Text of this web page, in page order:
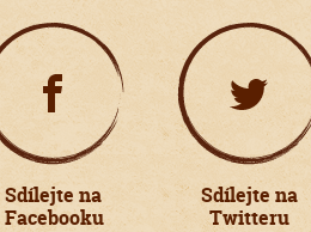
Sdílejte na
Facebooku
Sdílejte na
Twitteru